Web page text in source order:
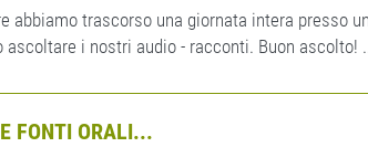
abbiamo trascorso una giornata intera presso
i nostri audio - racconti. Buon ascolto!
FONTI ORALI...